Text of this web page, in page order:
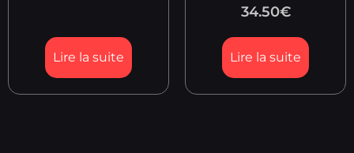
Lire la suite
34.50€
Lire la suite